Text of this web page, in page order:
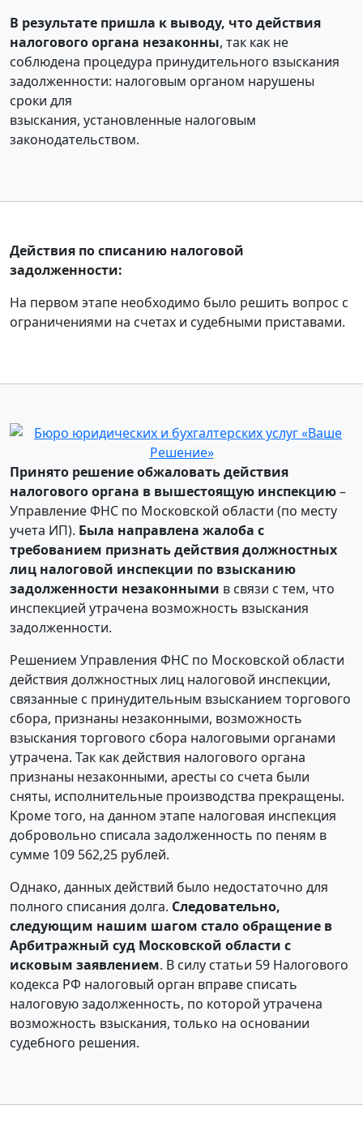
В результате пришла к выводу, что действия
налогового органа незаконны, так как не
соблюдена процедура принудительного взыскания
задолженности: налоговым органом нарушены
сроки для
взыскания, установленные налоговым
законодательством.
Действия по списанию налоговой
задолженности:
На первом этапе необходимо было решить вопрос с
ограничениями на счетах и судебными приставами.
Принято решение обжаловать действия
налогового органа в вышестоящую инспекцию–
Управление ФНС по Московской области (по месту
учета ИП). Была направлена жалоба с
требованием признать действия должностных
лиц налоговой инспекции по взысканию
задолженности незаконными в связи с тем, что
инспекцией утрачена возможность взыскания
задолженности.
Решением Управления ФНС по Московской области
действия должностных лиц налоговой инспекции,
связанные с принудительным взысканием торгового
сбора, признаны незаконными, возможность
взыскания торгового сбора налоговыми органами
утрачена. Так как действия налогового органа
признаны незаконными, аресты со счета были
сняты, исполнительные производства прекращены.
Кроме того, на данном этапе налоговая инспекция
добровольно списала задолженность по пеням в
сумме 109 562,25 рублей.
Однако, данных действий было недостаточно для
полного списания долга. Следовательно,
следующим нашим шагом стало обращение в
Арбитражный суд Московской области с
исковым заявлением. В силу статьи 59 Налогового
кодекса РФ налоговый орган вправе списать
налоговую задолженность, по которой утрачена
возможность взыскания, только на основании
судебного решения.